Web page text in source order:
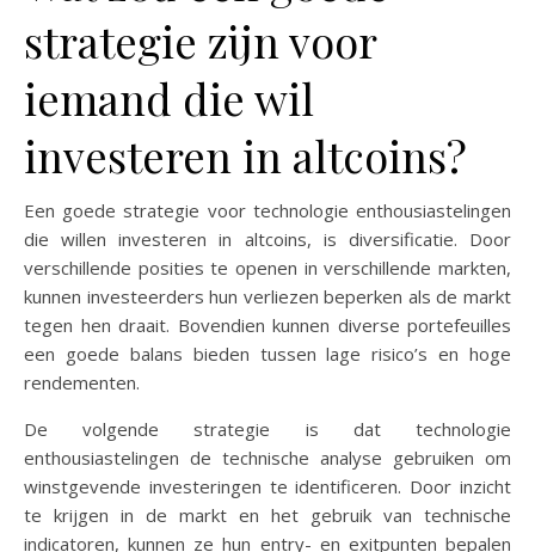
strategie zijn voor
iemand die wil
investeren in altcoins?
Een goede strategie voor technologie enthousiastelingen
die willen investeren in altcoins, is diversificatie. Door
verschillende posities te openen in verschillende markten,
kunnen investeerders hun verliezen beperken als de markt
tegen hen draait. Bovendien kunnen diverse portefeuilles
een goede balans bieden tussen lage risico’s en hoge
rendementen.
De volgende strategie is dat technologie
enthousiastelingen de technische analyse gebruiken om
winstgevende investeringen te identificeren. Door inzicht
te krijgen in de markt en het gebruik van technische
indicatoren, kunnen ze hun entry- en exitpunten bepalen